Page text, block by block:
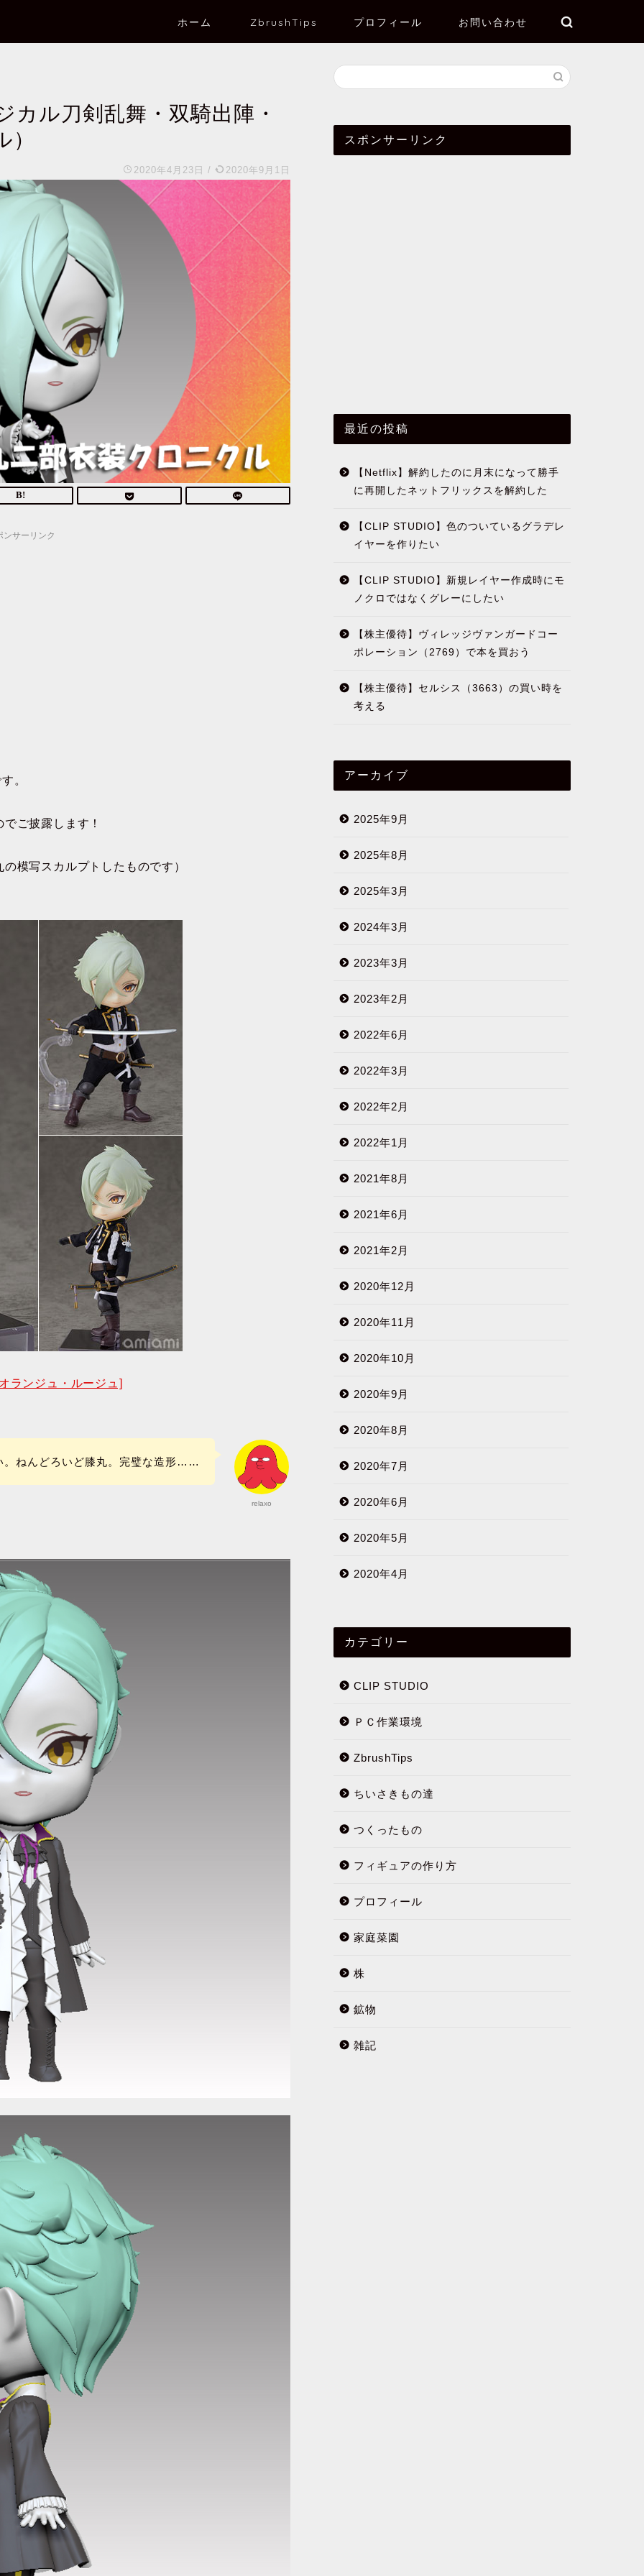
ホーム ZbrushTips プロフィール お問い合わせ
ル刀剣乱舞・双騎出陣・
2020年4月23日 / 2020年9月1日
ンサーリンク
。
ご披露します！
模写スカルプトしたものです）
ランジュ・ルージュ]
relaxo
。ねんどろいど膝丸。完璧な造形……
スポンサーリンク
最近の投稿
【Netflix】解約したのに月末になって勝手
に再開したネットフリックスを解約した
【CLIP STUDIO】色のついているグラデレ
イヤーを作りたい
【CLIP STUDIO】新規レイヤー作成時にモ
ノクロではなくグレーにしたい
【株主優待】ヴィレッジヴァンガードコー
ポレーション（2769）で本を買おう
【株主優待】セルシス（3663）の買い時を
考える
アーカイブ
2025年9月
2025年8月
2025年3月
2024年3月
2023年3月
2023年2月
2022年6月
2022年3月
2022年2月
2022年1月
2021年8月
2021年6月
2021年2月
2020年12月
2020年11月
2020年10月
2020年9月
2020年8月
2020年7月
2020年6月
2020年5月
2020年4月
カテゴリー
CLIP STUDIO
ＰＣ作業環境
ZbrushTips
ちいさきもの達
つくったもの
フィギュアの作り方
プロフィール
家庭菜園
株
鉱物
雑記